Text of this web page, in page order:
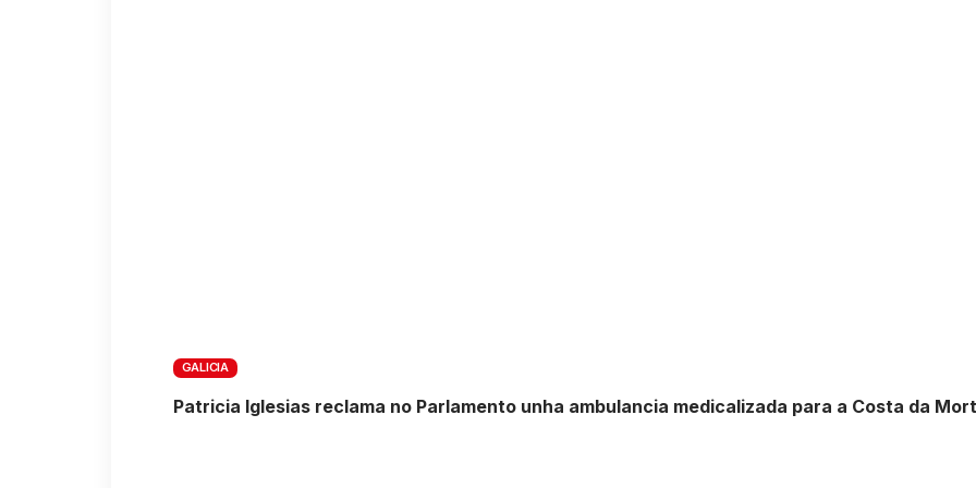
GALICIA
Patricia Iglesias reclama no Parlamento unha ambulancia medicalizada para a Costa da